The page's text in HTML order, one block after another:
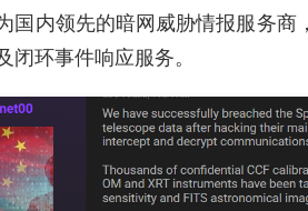
国内领先的暗网威胁情报服务
闭环事件响应服务。